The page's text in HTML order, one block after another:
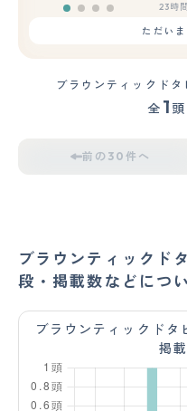
23時
ただいま
ブラウンティックド
全 1 頭
前の30件へ
ブラウンティックド
段・掲載数などにつ
ブラウンティックドタ
掲